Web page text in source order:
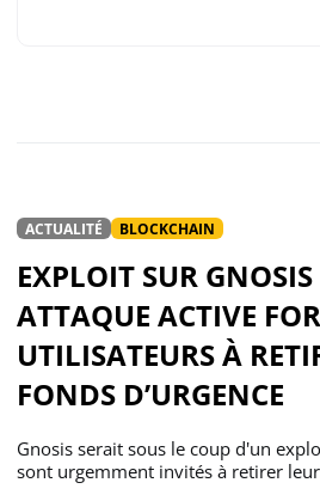
ACTUALITÉ BLOCKCHAIN
EXPLOIT SUR
ATTAQUE ACTIVE
UTILISATEURS À
FONDS D’URGENCE
Gnosis serait sous le coup d'un
sont urgemment invités à retirer